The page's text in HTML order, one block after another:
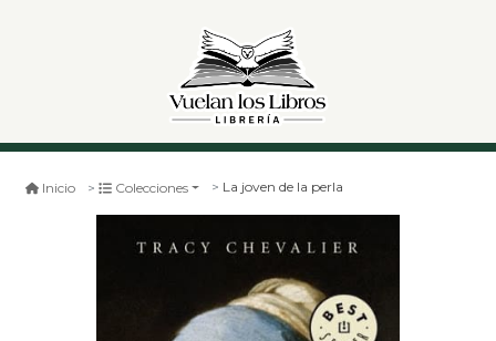
Inicio Colecciones La joven de la perla